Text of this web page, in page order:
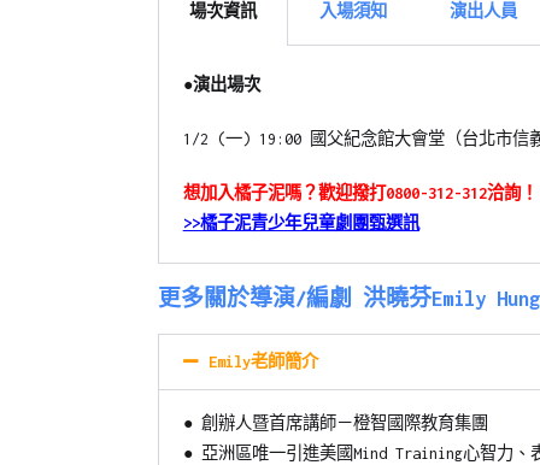
場次資訊 入場須知 演出人員
●演出場次
1/2 (一) 19:00 國父紀念館大會堂（台北市信
想加入橘子泥嗎？歡迎撥打0800-312-312洽詢！
>>橘子泥青少年兒童劇團甄選訊
更多關於導演/編劇 洪曉芬Emily
Emily老師簡介
● 創辦人暨首席講師－橙智國際教育集團
● 亞洲區唯一引進美國Mind Training心智力、